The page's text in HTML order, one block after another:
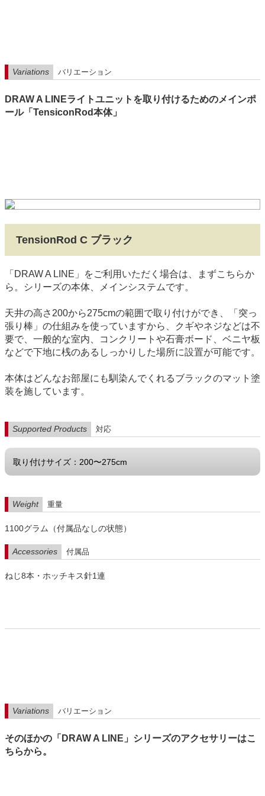
Variations バリエーション
DRAW A LINEライトユニットを取り付けるためのメインポ
ール「TensiconRod本体」
TensionRod C ブラック
「DRAW A LINE」をご利用いただく場合は、まずこちらか
ら。シリーズの本体、メインシステムです。
天井の高さ200から275cmの範囲で取り付けができ、「突っ
張り棒」の仕組みを使っていますから、クギやネジなどは不
要で、一般的な室内、コンクリートや石膏ボード、ベニヤ板
などで下地に桟のあるしっかりした場所に設置が可能です。
本体はどんなお部屋にも馴染んでくれるブラックのマット塗
装を施しています。
Supported Products 対応
取り付けサイズ：200〜275cm
Weight 重量
1100グラム（付属品なしの状態）
Accessories 付属品
ねじ8本・ホッチキス針1連
Variations バリエーション
そのほかの「DRAW A LINE」シリーズのアクセサリーはこ
ちらから。